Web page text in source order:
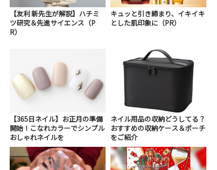
【友利 新先生が解説】ハチミ
ツ研究＆先進サイエンス（P
R）
キュッと引き締まり、イキイキ
とした肌印象に（PR）
【365日ネイル】お正月の準備
開始！こなれカラーでシンプル
おしゃれネイルを
ネイル用品の収納どうしてる？
おすすめの収納ケース＆ポーチ
をご紹介